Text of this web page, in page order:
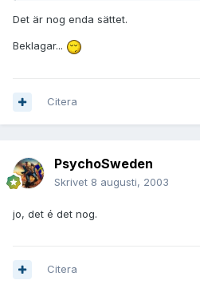
Det är nog enda sättet.
Beklagar...
Citera
PsychoSweden
Skrivet 8 augusti, 2003
jo, det é det nog.
Citera